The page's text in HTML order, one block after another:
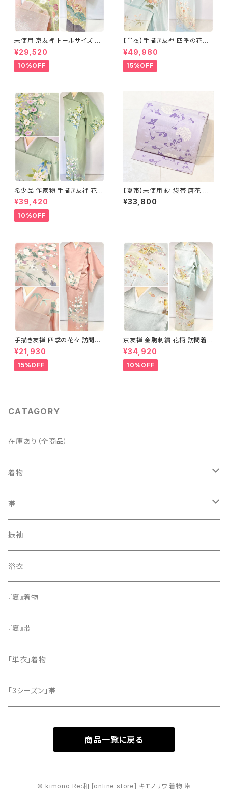
未使用 京友禅 トールサイズ 染
め分け 金彩 訪問着 袷 正絹 ピ
ンク 黄緑 紫 黄色 1438
¥29,520
10%OFF
【単衣】手描き友禅 四季の花々
正絹 訪問着 水色 黄緑 白 パス
テルカラー 1431
¥49,980
15%OFF
希少品 作家物 手描き友禅 花鳥
文 椿 沈丁花 訪問着 正絹 袷 黄
緑 青 白 1418
¥39,420
10%OFF
【夏帯】未使用 紗 袋帯 唐花 正
絹 紫 白 淡藤色 729
¥33,800
手描き友禅 四季の花々 訪問着
袷 正絹 サーモンピンク クリー
ム 白 桃花色 1434
¥21,930
15%OFF
京友禅 金駒刺繍 花柄 訪問着
正絹 水色 黄緑 パステルカラー
アイスグリーン 1433
¥34,920
10%OFF
CATAGORY
在庫あり（全商品）
着物
訪問着・付下げ
紬
色無地
小紋
留袖
帯
袋帯
名古屋帯
振袖
浴衣
『夏』着物
『夏』帯
「単衣」着物
「3シーズン」帯
商品一覧に戻る
© kimono Re:和 [online store] キモノリワ 着物 帯